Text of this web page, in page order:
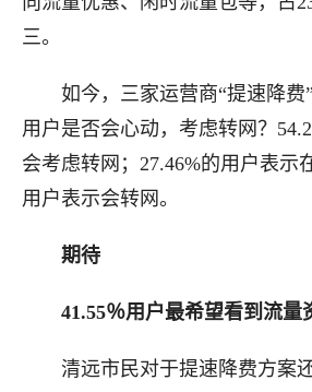
三。
如今，三家运营商“提速降费”
用户是否会心动，考虑转网？
会考虑转网；27.46%的用户表示
用户表示会转网。
期待
41.55％用户最希望看到流量
清远市民对于提速降费方案还